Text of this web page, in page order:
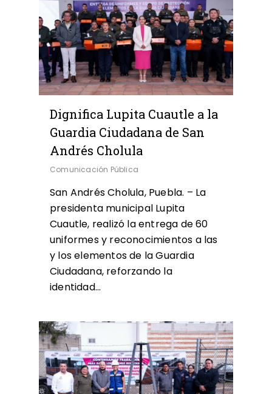
Dignifica Lupita Cuautle a la
Guardia Ciudadana de San
Andrés Cholula
Comunicación Pública
San Andrés Cholula, Puebla. – La
presidenta municipal Lupita
Cuautle, realizó la entrega de 60
uniformes y reconocimientos a las
y los elementos de la Guardia
Ciudadana, reforzando la
identidad…